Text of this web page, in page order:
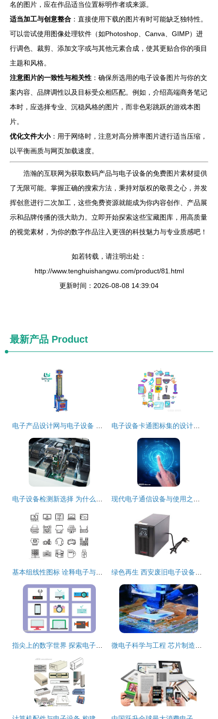
名的图片，应在作品适当位置标明作者或来源。
适当加工与创意整合 ：直接使用下载的图片有时可能缺乏独特性。
可以尝试使用图像处理软件（如Photoshop、Canva、GIMP）进
行调色、裁剪、添加文字或与其他元素合成，使其更贴合你的项目
主题和风格。
注意图片的一致性与相关性 ：确保所选用的电子设备图片与你的文
案内容、品牌调性以及目标受众相匹配。例如，介绍高端商务笔记
本时，应选择专业、沉稳风格的图片，而非色彩跳跃的游戏本图
片。
优化文件大小：用于网络时，注意对高分辨率图片进行适当压缩，
以平衡画质与网页加载速度。
浩瀚的互联网为获取数码产品与电子设备的免费图片素材提供
了无限可能。掌握正确的搜索方法，秉持对版权的敬畏之心，并发
挥创意进行二次加工，这些免费资源就能成为你内容创作、产品展
示和品牌传播的强大助力。立即开始探索这些宝藏图库，用高质量
的视觉素材，为你的数字作品注入更强的科技魅力与专业质感吧！
如若转载，请注明出处：
http://www.tenghuishangwu.com/product/81.html
更新时间：2026-08-08 14:39:04
最新产品 Product